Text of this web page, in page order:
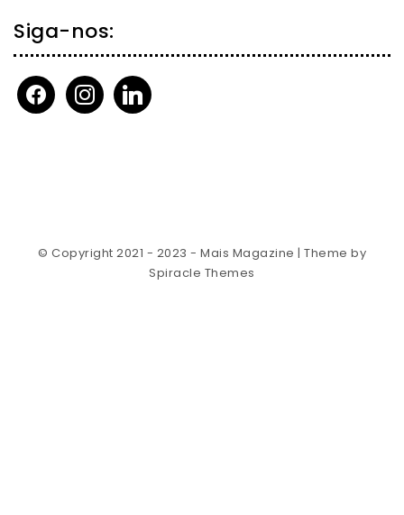
Siga-nos:
facebookinstagramlinkedin
© Copyright 2021 - 2023 - Mais Magazine | Theme by
Spiracle Themes